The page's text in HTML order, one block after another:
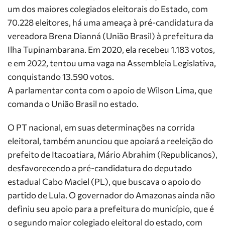
um dos maiores colegiados eleitorais do Estado, com
70.228 eleitores, há uma ameaça à pré-candidatura da
vereadora Brena Dianná (União Brasil) à prefeitura da
Ilha Tupinambarana. Em 2020, ela recebeu 1.183 votos,
e em 2022, tentou uma vaga na Assembleia Legislativa,
conquistando 13.590 votos.
A parlamentar conta com o apoio de Wilson Lima, que
comanda o União Brasil no estado.
O PT nacional, em suas determinações na corrida
eleitoral, também anunciou que apoiará a reeleição do
prefeito de Itacoatiara, Mário Abrahim (Republicanos),
desfavorecendo a pré-candidatura do deputado
estadual Cabo Maciel (PL), que buscava o apoio do
partido de Lula. O governador do Amazonas ainda não
definiu seu apoio para a prefeitura do município, que é
o segundo maior colegiado eleitoral do estado, com